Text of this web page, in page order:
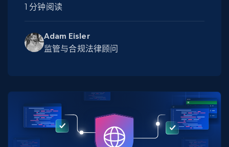
Adam Eisler
监管与合规法律顾问
1 分钟阅读